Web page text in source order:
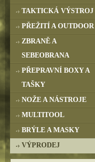
TAKTICKÁ VÝSTROJ
PŘEŽITÍ A OUTDOOR
ZBRANĚ A
SEBEOBRANA
PŘEPRAVNÍ BOXY A
TAŠKY
NOŽE A NÁSTROJE
MULTITOOL
BRÝLE A MASKY
VÝPRODEJ